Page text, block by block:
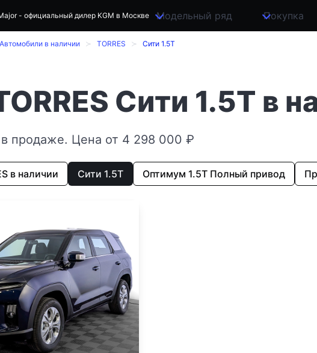
- официальный дилер KGM в Москве Модельный ряд Покупка
Автомобили в наличии TORRES Сити 1.5T
Сити 1.5T в
в продаже. Цена от 4 298 000 ₽
в наличии Сити 1.5T Оптимум 1.5T Полный привод